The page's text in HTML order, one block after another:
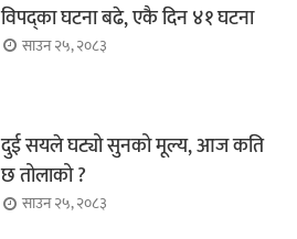
विपद्का घटना बढे, एकै दिन ४१ घटना
साउन २५, २०८३
दुई सयले घट्यो सुनको मूल्य, आज कति
छ तोलाको ?
साउन २५, २०८३